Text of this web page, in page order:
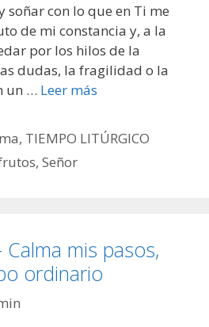
soñar con lo que en Ti me
de mi constancia y, a la
por los hilos de la
dudas, la fragilidad o la
un … Leer más
, TIEMPO LITÚRGICO
,Señor
mis pasos,
ordinario